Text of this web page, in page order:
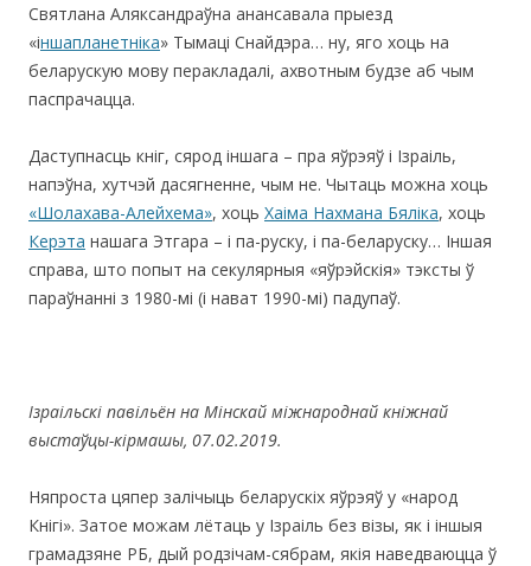
Святлана Аляксандраўна анансавала прыезд
«іншапланетніка» Тымаці Снайдэра… ну, яго хоць на
беларускую мову перакладалі, ахвотным будзе аб чым
паспрачацца.
Даступнасць кніг, сярод іншага – пра яўрэяў і Ізраіль,
напэўна, хутчэй дасягненне, чым не. Чытаць можна хоць
«Шолахава-Алейхема», хоць Хаіма Нахмана Бяліка, хоць
Керэта нашага Этгара – і па-руску, і па-беларуску… Іншая
справа, што попыт на секулярныя «яўрэйскія» тэксты ў
параўнанні з 1980-мі (і нават 1990-мі) падупаў.
Ізраільскі павільён на Мінскай міжнароднай кніжнай
выстаўцы-кірмашы, 07.02.2019.
Няпроста цяпер залічыць беларускіх яўрэяў у «народ
Кнігі». Затое можам лётаць у Ізраіль без візы, як і іншыя
грамадзяне РБ, дый родзічам-сябрам, якія наведваюцца ў